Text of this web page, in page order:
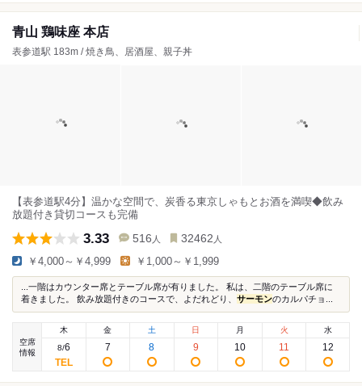
青山 鶏味座 本店
表参道駅 183m / 焼き鳥、居酒屋、親子丼
【表参道駅4分】温かな空間で、炭香る東京しゃもとお酒を満喫◆飲み
放題付き貸切コースも完備
3.33 516 人 32462 人
￥4,000～￥4,999 ￥1,000～￥1,999
...一階はカウンター席とテーブル席が有りました。 私は、二階のテーブル席に
着きました。 飲み放題付きのコースで、よだれどり、 サーモンのカルパチョ...
空席
情報
木
8/6
金
7
土
8
日
9
月
10
火
11
水
12